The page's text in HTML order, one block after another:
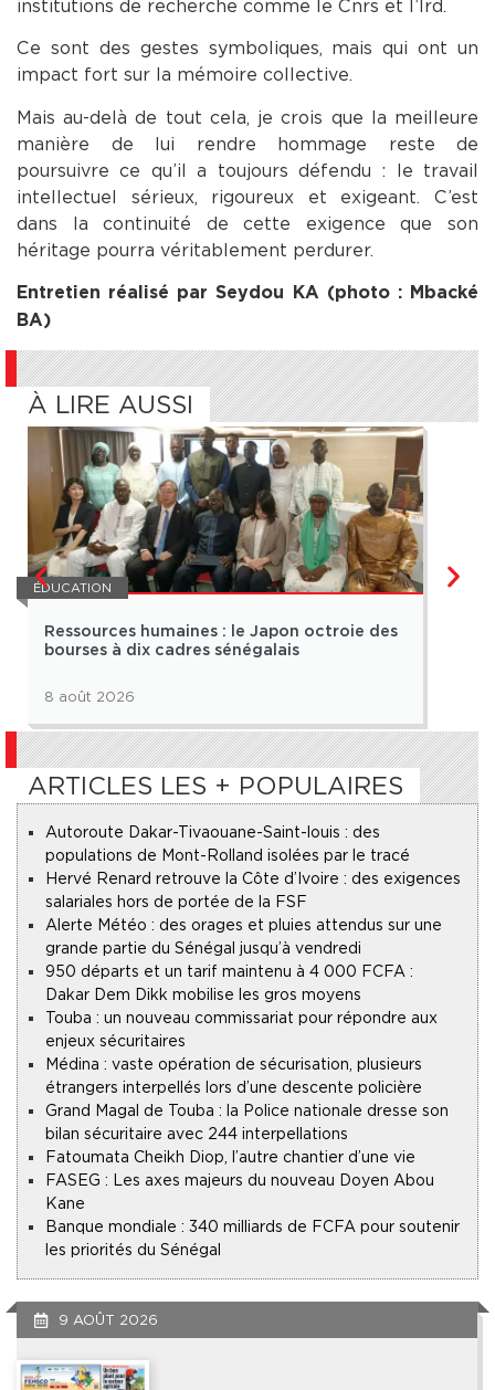
institutions de recherche comme le Cnrs et l’Ird.
Ce sont des gestes symboliques, mais qui ont un
impact fort sur la mémoire collective.
Mais au-delà de tout cela, je crois que la meilleure
manière de lui rendre hommage reste de
poursuivre ce qu’il a toujours défendu : le travail
intellectuel sérieux, rigoureux et exigeant. C’est
dans la continuité de cette exigence que son
héritage pourra véritablement perdurer.
Entretien réalisé par Seydou KA (photo : Mbacké
BA)
À LIRE AUSSI
ÉDUCATION
Ressources humaines : le Japon octroie des
bourses à dix cadres sénégalais
8 août 2026
ARTICLES LES + POPULAIRES
Autoroute Dakar-Tivaouane-Saint-louis : des
populations de Mont-Rolland isolées par le tracé
Hervé Renard retrouve la Côte d’Ivoire : des exigences
salariales hors de portée de la FSF
Alerte Météo : des orages et pluies attendus sur une
grande partie du Sénégal jusqu’à vendredi
950 départs et un tarif maintenu à 4 000 FCFA :
Dakar Dem Dikk mobilise les gros moyens
Touba : un nouveau commissariat pour répondre aux
enjeux sécuritaires
Médina : vaste opération de sécurisation, plusieurs
étrangers interpellés lors d’une descente policière
Grand Magal de Touba : la Police nationale dresse son
bilan sécuritaire avec 244 interpellations
Fatoumata Cheikh Diop, l’autre chantier d’une vie
FASEG : Les axes majeurs du nouveau Doyen Abou
Kane
Banque mondiale : 340 milliards de FCFA pour soutenir
les priorités du Sénégal
9 AOÛT 2026